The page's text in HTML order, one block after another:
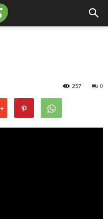
0
257